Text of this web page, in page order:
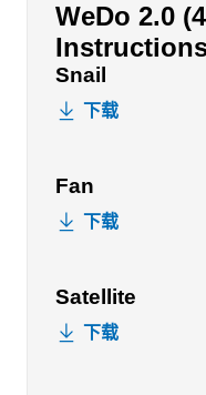
WeDo 2.0
Snail
下载
Fan
下载
Satellite
下载